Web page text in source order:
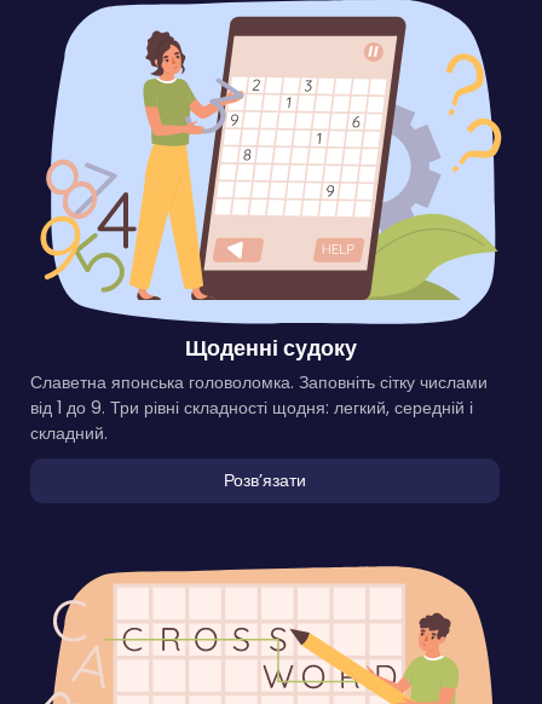
Щоденні судоку
Славетна японська головоломка. Заповніть сітку числами
від 1 до 9. Три рівні складності щодня: легкий, середній і
складний.
Розвʼязати